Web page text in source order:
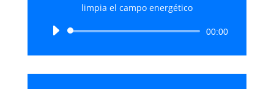
limpia el campo energético
Reproductor
audio
00:00